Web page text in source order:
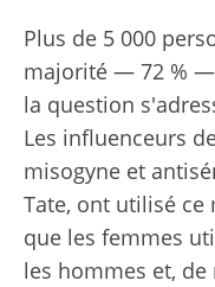
Plus de 5 000
majorité — 72 % —
la question
Les influenceurs
misogyne et
Tate, ont utilisé ce
que les femmes
les hommes et,